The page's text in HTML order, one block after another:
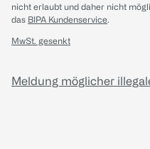
nicht erlaubt und daher nicht
das BIPA Kundenservice.
MwSt. gesenkt
Meldung möglicher